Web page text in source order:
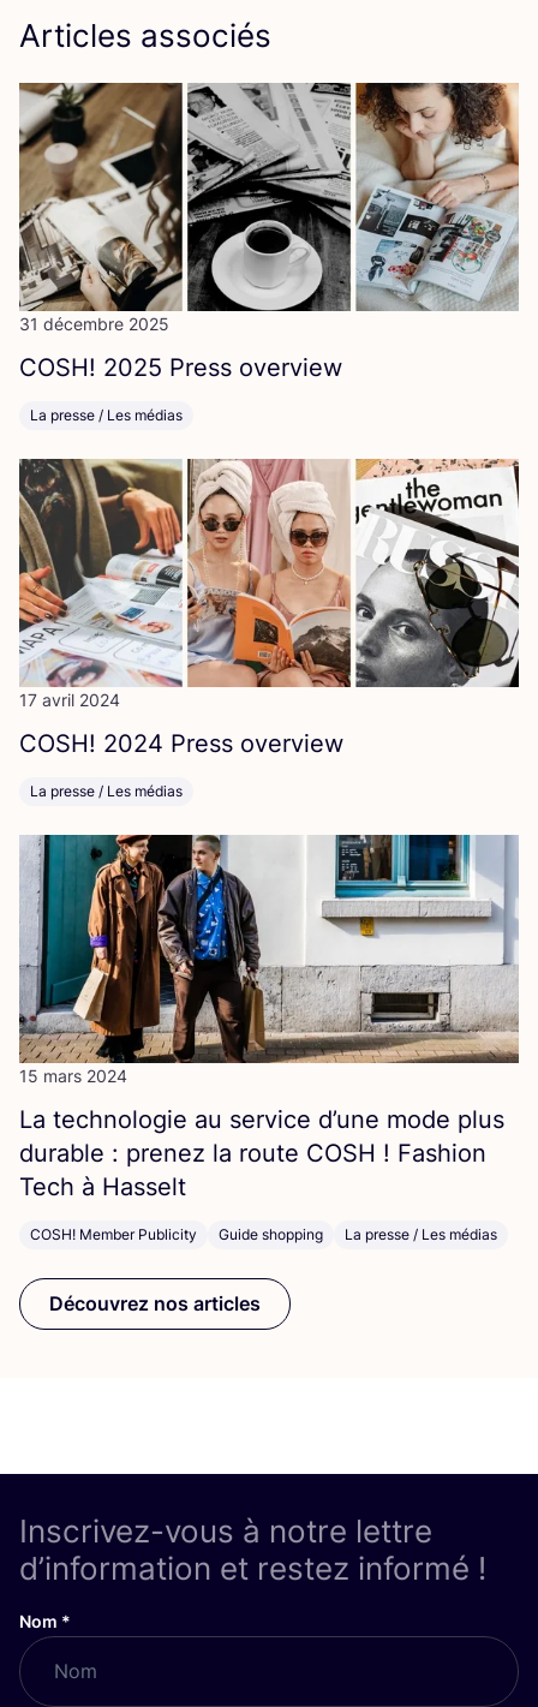
Articles associés
31 décembre 2025
COSH! 2025 Press overview
La presse / Les médias
17 avril 2024
COSH! 2024 Press overview
La presse / Les médias
15 mars 2024
La tech­no­lo­gie au ser­vice d’une mode plus
durable : pre­nez la route COSH ! Fashion
Tech à Hasselt
COSH! Member Publicity Guide shopping La presse / Les médias
Découvrez nos articles
Inscrivez-vous à notre lettre
d’information et restez informé !
Nom *